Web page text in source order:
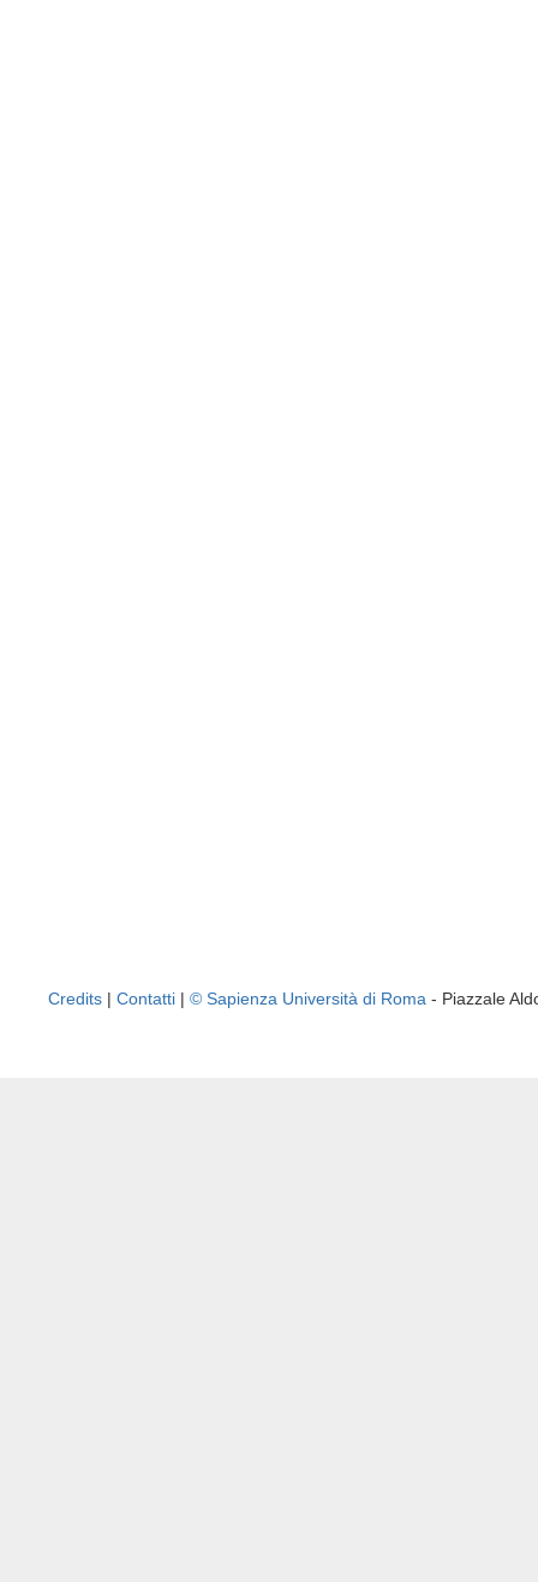
Credits | Contatti | © Sapienza Università di Roma - Piazzale